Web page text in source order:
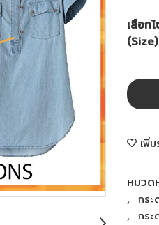
เลือก
(Size)
เพิ่
หมวด
, กระ
, กระ